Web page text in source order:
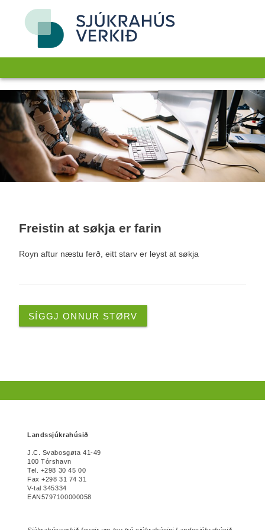
Freistin at søkja er farin
Royn aftur næstu ferð, eitt starv er leyst at søkja
SÍGGJ ONNUR STØRV
Landssjúkrahúsið
J.C. Svabosgøta 41-49
100 Tórshavn
Tel. +298 30 45 00
Fax +298 31 74 31
V-tal 345334
EAN5797100000058